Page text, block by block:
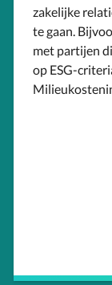
zakelijke
te gaan.
met partijen
op ESG-